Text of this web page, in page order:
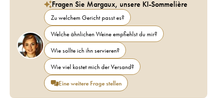
Fragen Sie Margaux, unsere KI-Sommelière
Zu welchem Gericht passt es?
Welche ähnlichen Weine empfiehlst du mir?
Wie sollte ich ihn servieren?
Wie viel kostet mich der Versand?
Eine weitere Frage stellen